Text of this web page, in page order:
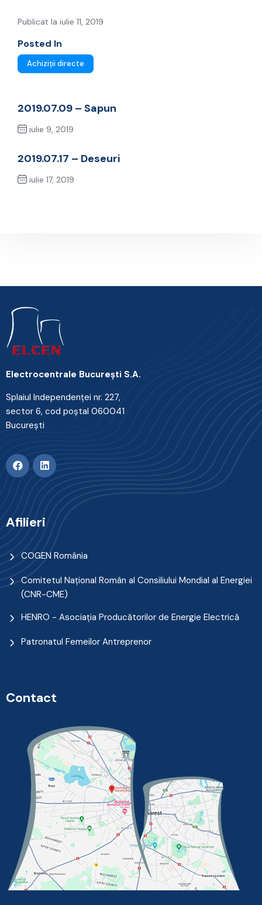
Publicat la iulie 11, 2019
Posted In
Achiziții directe
2019.07.09 – Sapun
iulie 9, 2019
2019.07.17 – Deseuri
iulie 17, 2019
Electrocentrale Bucureşti S.A.
Splaiul Independenţei nr. 227,
sector 6, cod poştal 060041
Bucureşti
Afilieri
COGEN România
Comitetul Naţional Român al Consiliului Mondial al Energiei
(CNR-CME)
HENRO - Asociația Producătorilor de Energie Electrică
Patronatul Femeilor Antreprenor
Contact